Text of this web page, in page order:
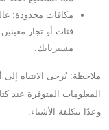
مكافآت محدودة:
فئات أو تجار
مشترياتك.
ملاحظة: يُرجى الانتباه إلى
المعلومات المتوفرة عند
وعدًا بتكلفة الأشياء.